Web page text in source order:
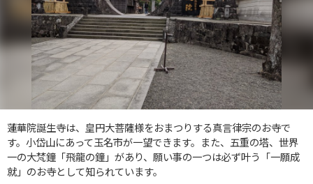
蓮華院誕生寺は、皇円大菩薩様をおまつりする真言律宗のお寺で
す。小岱山にあって玉名市が一望できます。また、五重の塔、世界
一の大梵鐘「飛龍の鐘」があり、願い事の一つは必ず叶う「一願成
就」のお寺として知られています。